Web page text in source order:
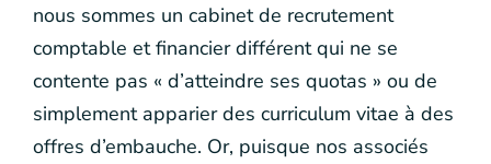
nous sommes un cabinet de recrutement
comptable et financier différent qui ne se
contente pas « d’atteindre ses quotas » ou de
simplement apparier des curriculum vitae à des
offres d’embauche. Or, puisque nos associés